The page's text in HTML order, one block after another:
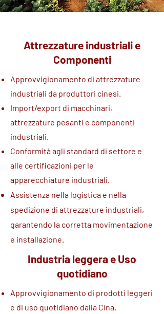
Attrezzature industriali e
Componenti
Approvvigionamento di attrezzature
industriali da produttori cinesi.
Import/export di macchinari,
attrezzature pesanti e componenti
industriali.
Conformità agli standard di settore e
alle certificazioni per le
apparecchiature industriali.
Assistenza nella logistica e nella
spedizione di attrezzature industriali,
garantendo la corretta movimentazione
e installazione.
Industria leggera e Uso
quotidiano
Approvvigionamento di prodotti leggeri
e di uso quotidiano dalla Cina.